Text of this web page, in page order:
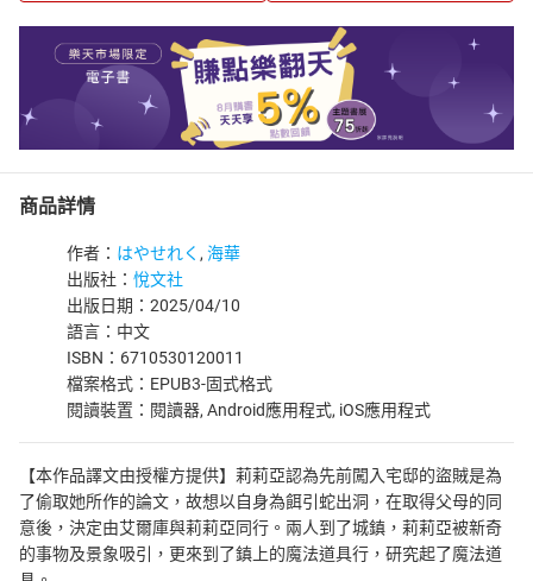
商品詳情
作者： はやせれく , 海華
出版社： 悅文社
出版日期：2025/04/10
語言：中文
ISBN：6710530120011
檔案格式：EPUB3-固式格式
閱讀裝置：閱讀器, Android應用程式, iOS應用程式
【本作品譯文由授權方提供】莉莉亞認為先前闖入宅邸的盜賊是為
了偷取她所作的論文，故想以自身為餌引蛇出洞，在取得父母的同
意後，決定由艾爾庫與莉莉亞同行。兩人到了城鎮，莉莉亞被新奇
的事物及景象吸引，更來到了鎮上的魔法道具行，研究起了魔法道